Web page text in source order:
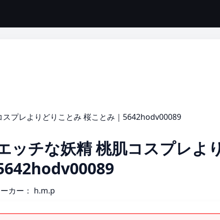
プレよりどりことみ 桜ことみ｜5642hodv00089
ッチな妖精 桃肌コスプレよ
カー： h.m.p